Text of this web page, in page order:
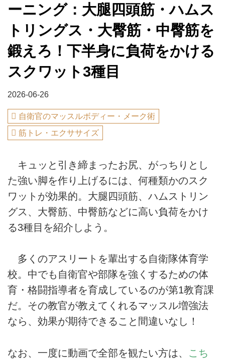
ーニング：大腿四頭筋・ハムス
トリングス・大臀筋・中臀筋を
鍛えろ！下半身に負荷をかける
スクワット3種目
2026-06-26
自衛官のマッスルボディー・メーク術
筋トレ・エクササイズ
キュッと引き締まったお尻、がっちりとし
た強い脚を作り上げるには、何種類かのスク
ワットが効果的。大腿四頭筋、ハムストリン
グス、大臀筋、中臀筋などに高い負荷をかけ
る3種目を紹介しよう。
多くのアスリートを輩出する自衛隊体育学
校。中でも自衛官や部隊を強くするための体
育・格闘指導者を育成しているのが第1教育課
だ。その教官が教えてくれるマッスル増強法
なら、効果が期待できること間違いなし！
なお、一度に動画で全部を観たい方は、 こち